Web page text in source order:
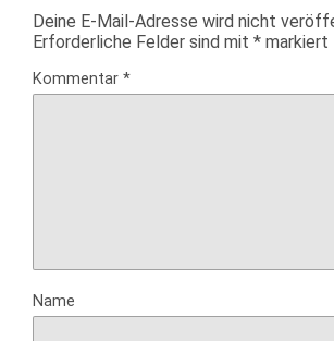
Deine E-Mail-Adresse wird nicht
Erforderliche Felder sind mit * markiert
Kommentar *
Name